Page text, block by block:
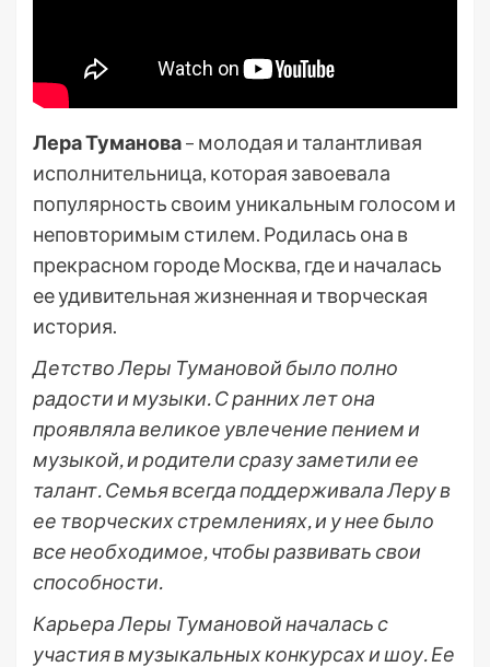
Лера Туманова– молодая и талантливая
исполнительница, которая завоевала
популярность своим уникальным голосом и
неповторимым стилем. Родилась она в
прекрасном городе Москва, где и началась
ее удивительная жизненная и творческая
история.
Детство Леры Тумановой было полно
радости и музыки. С ранних лет она
проявляла великое увлечение пением и
музыкой, и родители сразу заметили ее
талант. Семья всегда поддерживала Леру в
ее творческих стремлениях, и у нее было
все необходимое, чтобы развивать свои
способности.
Карьера Леры Тумановой началась с
участия в музыкальных конкурсах и шоу. Ее